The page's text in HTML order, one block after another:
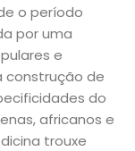
o período
por uma
e
construção de
do
africanos e
trouxe